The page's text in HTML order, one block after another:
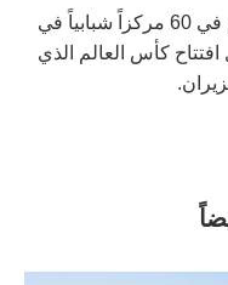
فيما ستبث جميع مباريات كأس العالم في 60 مركزاً شبابياً في
كأس العالم الذي